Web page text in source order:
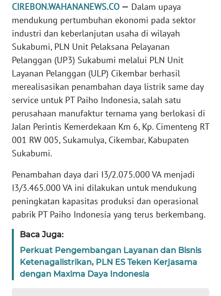
CIREBON.WAHANANEWS.CO — Dalam upaya
mendukung pertumbuhan ekonomi pada sektor
industri dan keberlanjutan usaha di wilayah
Sukabumi, PLN Unit Pelaksana Pelayanan
Pelanggan (UP3) Sukabumi melalui PLN Unit
Layanan Pelanggan (ULP) Cikembar berhasil
merealisasikan penambahan daya listrik same day
service untuk PT Paiho Indonesia, salah satu
perusahaan manufaktur ternama yang berlokasi di
Jalan Perintis Kemerdekaan Km 6, Kp. Cimenteng RT
001 RW 005, Sukamulya, Cikembar, Kabupaten
Sukabumi.
Penambahan daya dari I3/2.075.000 VA menjadi
I3/3.465.000 VA ini dilakukan untuk mendukung
peningkatan kapasitas produksi dan operasional
pabrik PT Paiho Indonesia yang terus berkembang.
Baca Juga:
Perkuat Pengembangan Layanan dan Bisnis
Ketenagalistrikan, PLN ES Teken Kerjasama
dengan Maxima Daya Indonesia
DISCLAIMER
Wahana
News
WN
SUMUT
WN
JAKARTA
WN
WN
BANTEN
NTT
WN
KEPRI